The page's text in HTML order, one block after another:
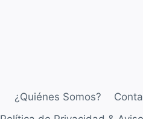
¿Quiénes Somos?